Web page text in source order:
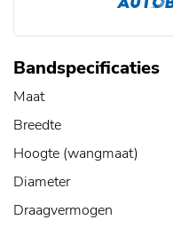
Bandspecificaties
Maat
Breedte
Hoogte (wangmaat)
Diameter
Draagvermogen